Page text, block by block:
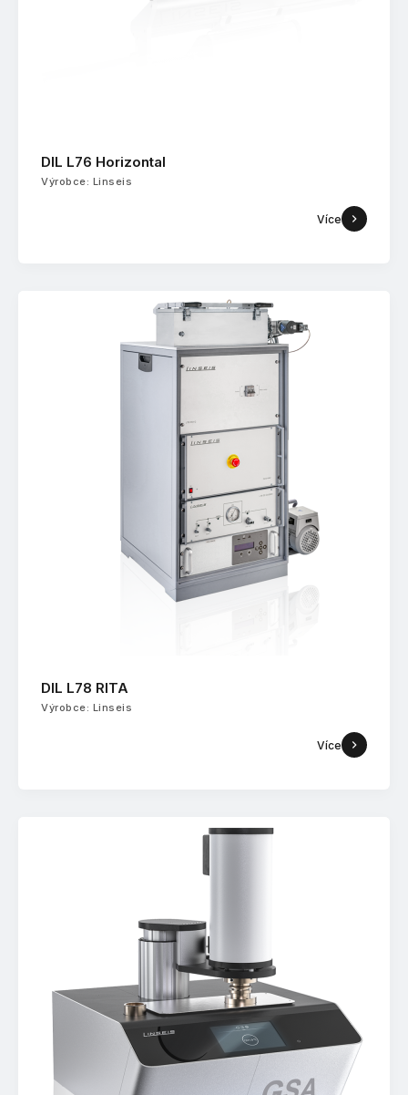
DIL L76 Horizontal
Výrobce: Linseis
Více
DIL L78 RITA
Výrobce: Linseis
Více